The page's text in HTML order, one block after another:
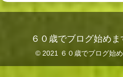
６０歳でブログ始めま
© 2021 ６０歳でブログ始め